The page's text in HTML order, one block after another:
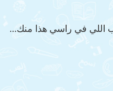
اللي في راسي هذا منك...